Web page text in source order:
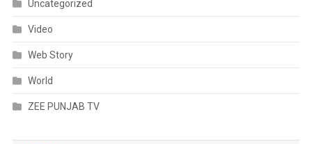
Uncategorized
Video
Web Story
World
ZEE PUNJAB TV